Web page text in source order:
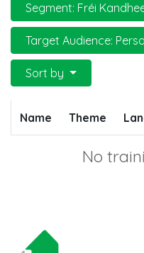
Segment: Fréi
Target Audience:
Sort by
Name Theme
No